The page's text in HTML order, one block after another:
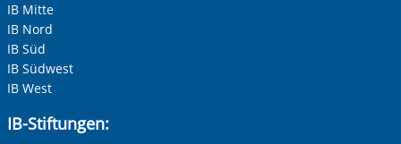
IB Mitte
IB Nord
IB Süd
IB Südwest
IB West
IB-Stiftungen: